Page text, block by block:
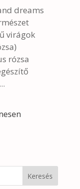
dreams
virágok
rózsa